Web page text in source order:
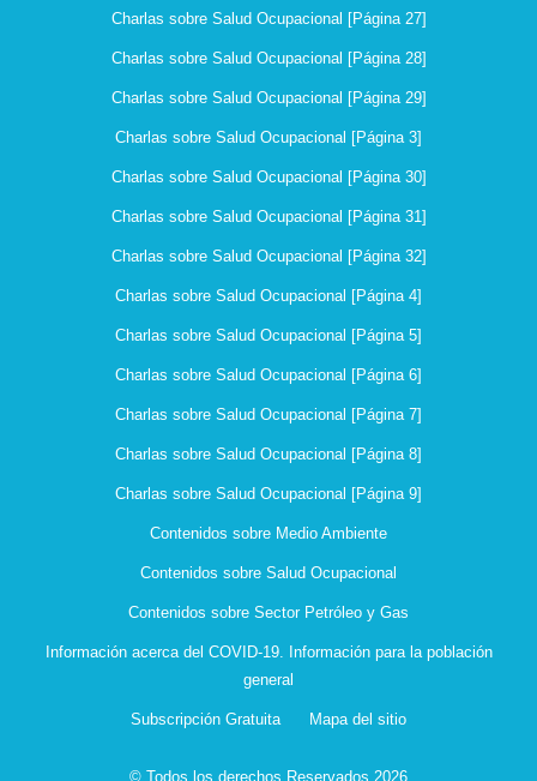
Charlas sobre Salud Ocupacional [Página 27]
Charlas sobre Salud Ocupacional [Página 28]
Charlas sobre Salud Ocupacional [Página 29]
Charlas sobre Salud Ocupacional [Página 3]
Charlas sobre Salud Ocupacional [Página 30]
Charlas sobre Salud Ocupacional [Página 31]
Charlas sobre Salud Ocupacional [Página 32]
Charlas sobre Salud Ocupacional [Página 4]
Charlas sobre Salud Ocupacional [Página 5]
Charlas sobre Salud Ocupacional [Página 6]
Charlas sobre Salud Ocupacional [Página 7]
Charlas sobre Salud Ocupacional [Página 8]
Charlas sobre Salud Ocupacional [Página 9]
Contenidos sobre Medio Ambiente
Contenidos sobre Salud Ocupacional
Contenidos sobre Sector Petróleo y Gas
Información acerca del COVID-19. Información para la población
general
Subscripción Gratuita Mapa del sitio
© Todos los derechos Reservados 2026